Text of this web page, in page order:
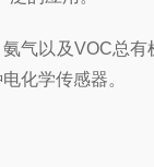
以及VOC总
化学传感器。